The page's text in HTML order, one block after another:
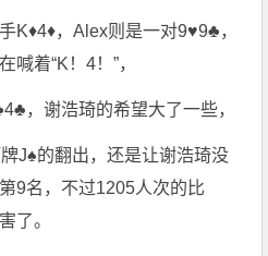
K♦️4♦️，Alex则是一对9♥️9♣️，
喊着“K！4！”，
，谢浩琦的希望大了一些，
J♠️的翻出，还是让谢浩琦没
9名，不过1205人次的比
了。